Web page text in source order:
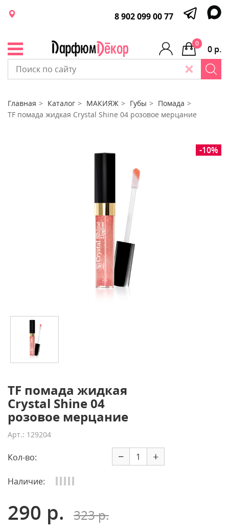
8 902 099 00 77
0 р.
0
Главная Каталог МАКИЯЖ Губы
Помада
TF помада жидкая Crystal Shine 04 розовое мерцание
-10%
TF помада жидкая
Crystal Shine 04
розовое мерцание
Арт.: 129204
Кол-во: − +
Наличие:
290 р.
323 р.